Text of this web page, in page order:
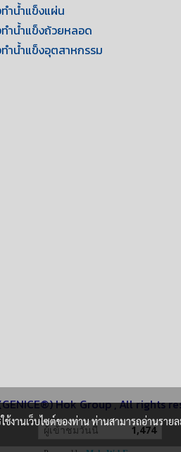
ทำน้ำแข็งแผ่น
ทำน้ำแข็งถ้วยหลอด
ทำน้ำแข็งอุตสาหกรรม
Hok Group , All rights
ผู้เข้าชมวันนี้ 1,474
านเว็บไซต์ของท่าน ท่านสามารถอ่านรายล